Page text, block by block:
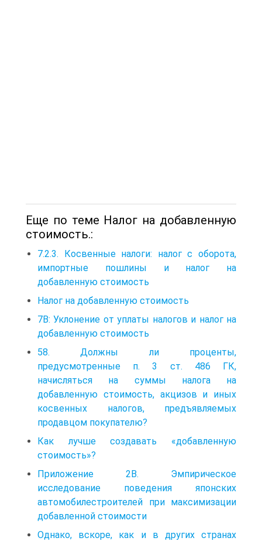
Еще по теме Налог на добавленную
стоимость.:
7.2.3. Косвенные налоги: налог с оборота,
импортные пошлины и налог на
добавленную стоимость
Налог на добавленную стоимость
7В: Уклонение от уплаты налогов и налог на
добавленную стоимость
58. Должны ли проценты,
предусмотренные п. 3 ст. 486 ГК,
начисляться на суммы налога на
добавленную стоимость, акцизов и иных
косвенных налогов, предъявляемых
продавцом покупателю?
Как лучше создавать «добавленную
стоимость»?
Приложение 2В. Эмпирическое
исследование поведения японских
автомобилестроителей при максимизации
добавленной стоимости
Однако, вскоре, как и в других странах